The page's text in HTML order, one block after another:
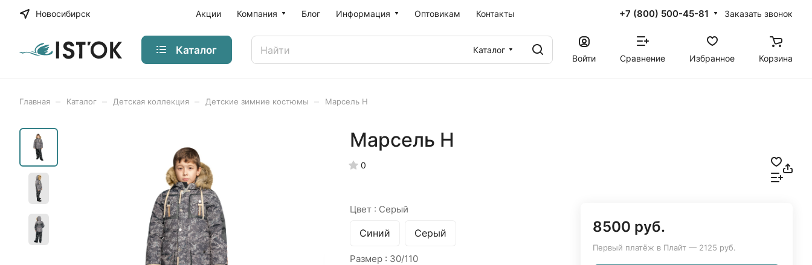
Новосибирск Акции Компания Блог Информация Оптовикам Контакты +7 (800) 500-45-81 Заказать звонок
Каталог
Каталог
Войти
Сравнение Избранное Корзина
Главная Каталог Детская коллекция Детские зимние костюмы Марсель Н
Марсель Н
0
Цвет : Серый
Синий Серый
Размер : 30/110
8500 руб.
Первый платёж в Плайт — 2125 руб.